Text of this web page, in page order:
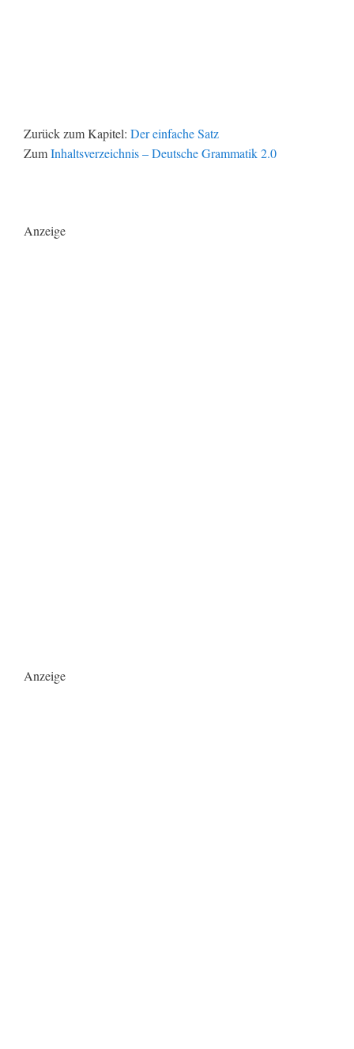
Zurück zum Kapitel: Der einfache Satz
ZumInhaltsverzeichnis – Deutsche Grammatik 2.0
Anzeige
Anzeige